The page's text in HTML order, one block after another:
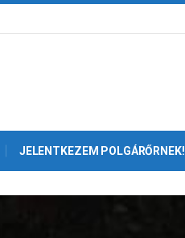
JELENTKEZEM POLGÁRŐRNEK!